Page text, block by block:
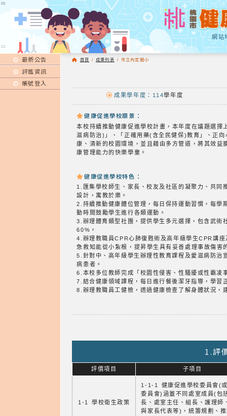
:::
網站
:::
最新公告
評鑑資訊
帳號登入
首頁 / 成果列表 / 市立內定國小
成果學年度：114學年度
健康促進學校願景：
本校持續推動健康促進學校計畫，本年度在議題選
滋病防治)」、「正確用藥(含全民健保)教育」、正
康、清新的校園環境，並且藉由多方管道，將其效
康管理能力的快樂學童。
健康促進學校特色：
1.匯集學校師生、家長、校友及社區的凝聚力、共同
設計，寓教於樂。
2.持續推動健康體位管理，每日保持運動習慣，每
動時間鼓勵學生進行各類運動。
3.辦理體育類型社團，提供學生多元選擇，包含武術
60%。
4.辦理教職員CPR心肺復甦術及高年級學生CPR講
急救知能從小紮根，提昇學生具有妥善處理事故傷害
5.針對中、高年級學生辦理性教育課程及愛滋病防治
病患者。
6.本校多位教師完成「校園性侵害、性騷擾或性霸
7.結合健康領域課程，每日進行餐後潔牙指導，學
8.辦理教職員工健檢，透過健康檢查了解身體狀況，
1.評
評價項目 子項目
1-1 學校衛生政策
1-1-1 健康促進學校委員會(
委員會)涵蓋不同處室成員(包
長、處室主任、組長、護理師
與家長代表等)，統籌規劃、
:::